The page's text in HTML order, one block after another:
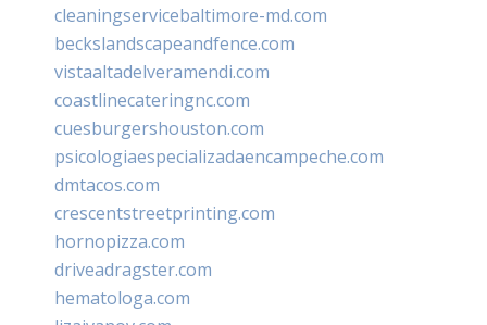
cleaningservicebaltimore-md.com
beckslandscapeandfence.com
vistaaltadelveramendi.com
coastlinecateringnc.com
cuesburgershouston.com
psicologiaespecializadaencampeche.com
dmtacos.com
crescentstreetprinting.com
hornopizza.com
driveadragster.com
hematologa.com